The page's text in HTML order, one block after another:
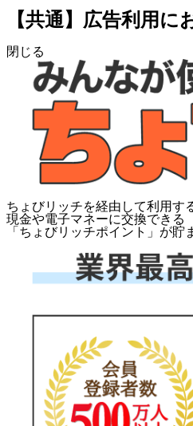
【共通】広告利用に
閉じる
ちょびリッチを経由して利用す
現金や電子マネーに交換できる
「 ちょびリッチポイント 」が貯